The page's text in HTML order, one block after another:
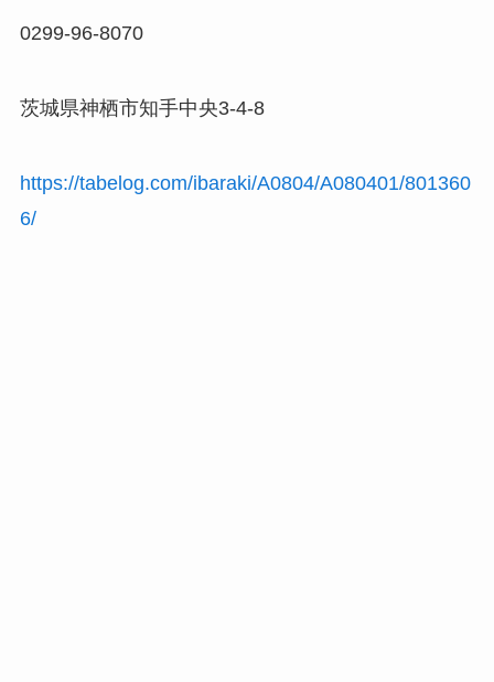
0299-96-8070
茨城県神栖市知手中央3-4-8
https://tabelog.com/ibaraki/A0804/A080401/801360
6/